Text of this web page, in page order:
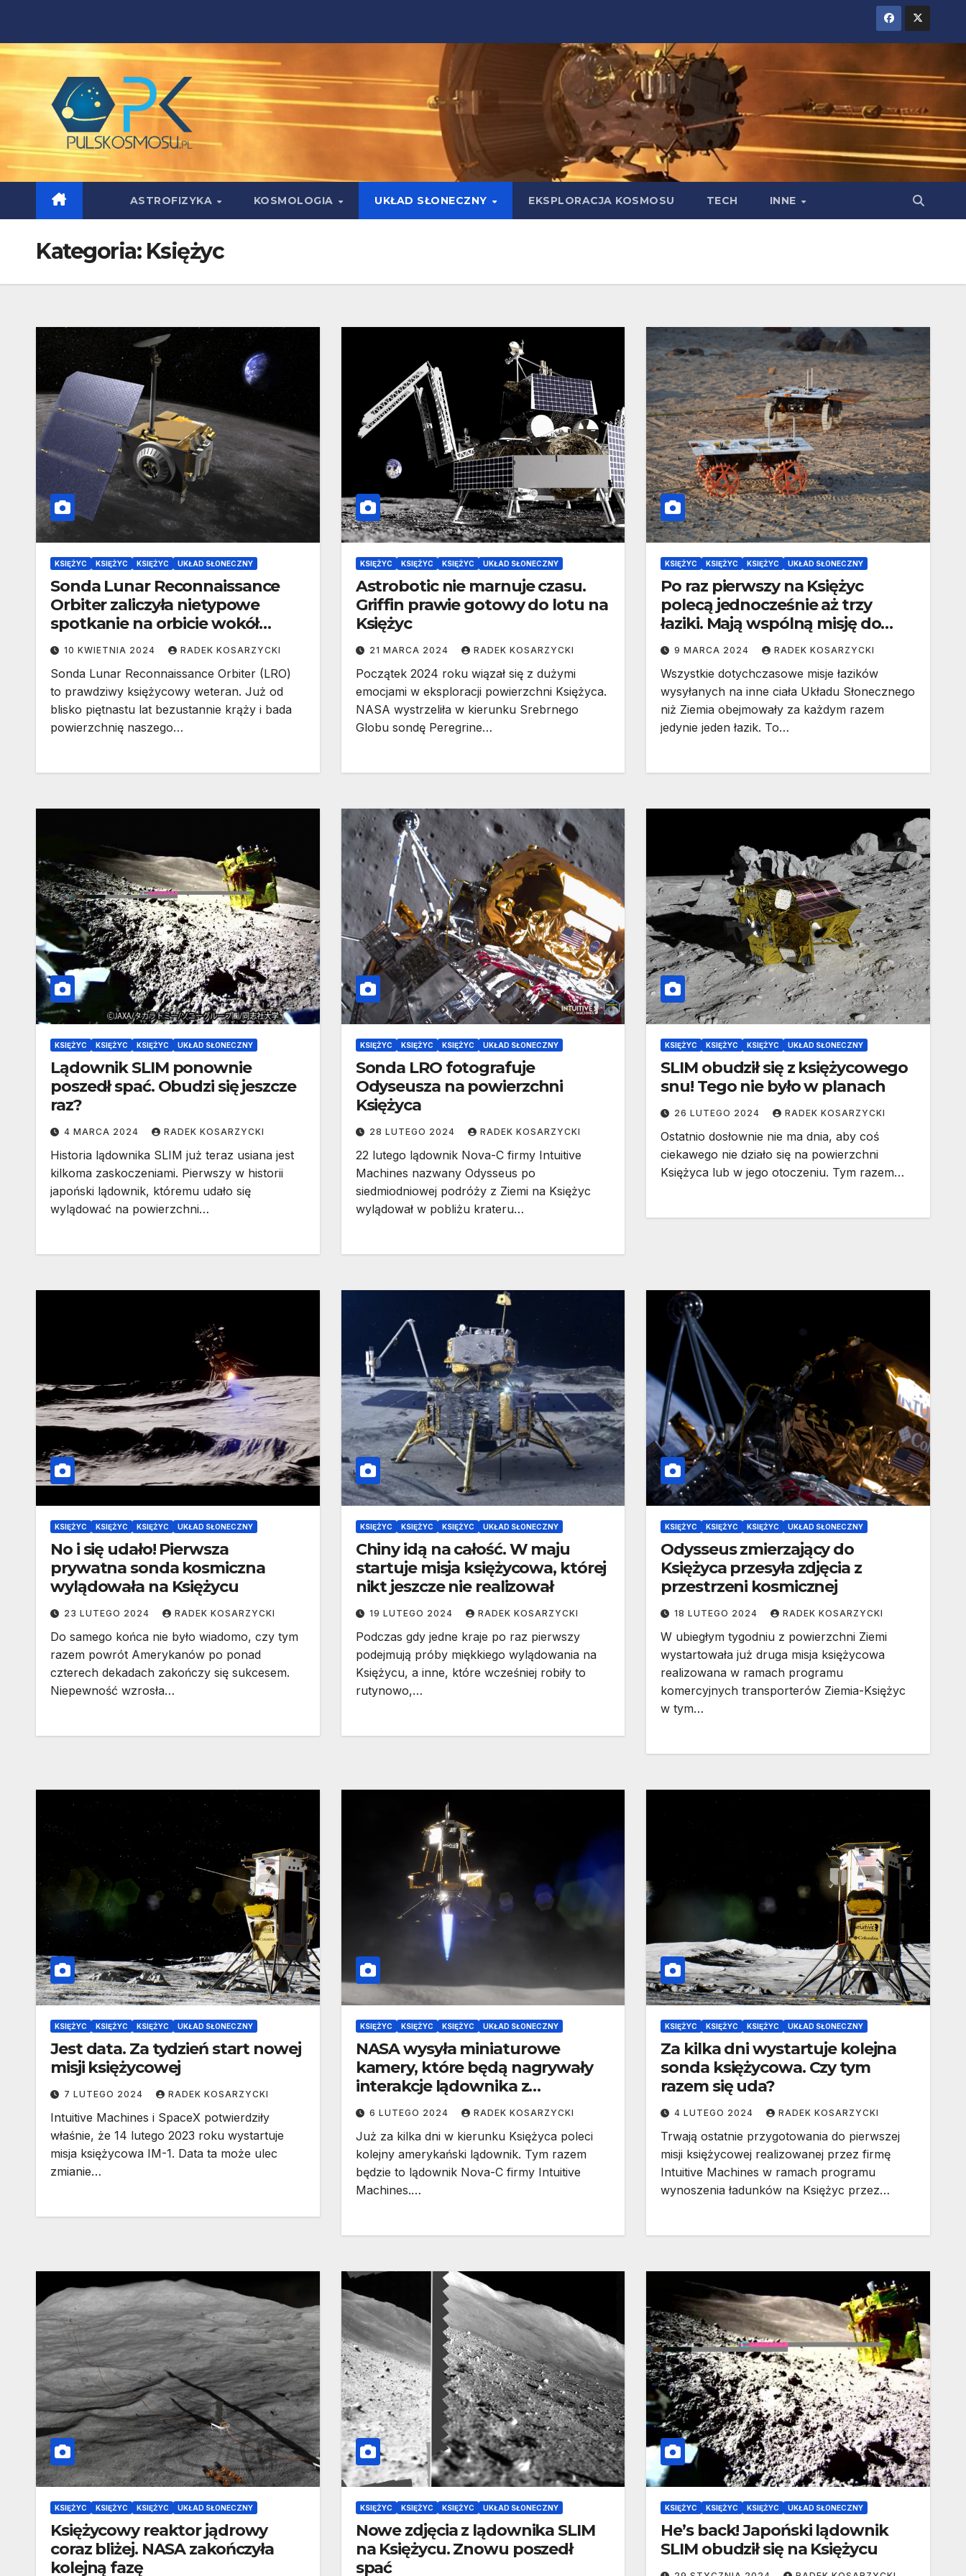
content
ASTROFIZYKA KOSMOLOGIA UKŁAD SŁONECZNY EKSPLORACJA KOSMOSU TECH INNE
Kategoria: Księżyc
KSIĘŻYC KSIĘŻYC KSIĘŻYC UKŁAD SŁONECZNY
Sonda Lunar Reconnaissance
Orbiter zaliczyła nietypowe
spotkanie na orbicie wokół
Księżyca
10 KWIETNIA 2024 RADEK KOSARZYCKI
Sonda Lunar Reconnaissance Orbiter (LRO)
to prawdziwy księżycowy weteran. Już od
blisko piętnastu lat bezustannie krąży i bada
powierzchnię naszego…
KSIĘŻYC KSIĘŻYC KSIĘŻYC UKŁAD SŁONECZNY
Astrobotic nie marnuje czasu.
Griffin prawie gotowy do lotu na
Księżyc
21 MARCA 2024 RADEK KOSARZYCKI
Początek 2024 roku wiązał się z dużymi
emocjami w eksploracji powierzchni Księżyca.
NASA wystrzeliła w kierunku Srebrnego
Globu sondę Peregrine…
KSIĘŻYC KSIĘŻYC KSIĘŻYC UKŁAD SŁONECZNY
Po raz pierwszy na Księżyc
polecą jednocześnie aż trzy
łaziki. Mają wspólną misję do
wykonania
9 MARCA 2024 RADEK KOSARZYCKI
Wszystkie dotychczasowe misje łazików
wysyłanych na inne ciała Układu Słonecznego
niż Ziemia obejmowały za każdym razem
jedynie jeden łazik. To…
KSIĘŻYC KSIĘŻYC KSIĘŻYC UKŁAD SŁONECZNY
Lądownik SLIM ponownie
poszedł spać. Obudzi się jeszcze
raz?
4 MARCA 2024 RADEK KOSARZYCKI
Historia lądownika SLIM już teraz usiana jest
kilkoma zaskoczeniami. Pierwszy w historii
japoński lądownik, któremu udało się
wylądować na powierzchni…
KSIĘŻYC KSIĘŻYC KSIĘŻYC UKŁAD SŁONECZNY
Sonda LRO fotografuje
Odyseusza na powierzchni
Księżyca
28 LUTEGO 2024 RADEK KOSARZYCKI
22 lutego lądownik Nova-C firmy Intuitive
Machines nazwany Odysseus po
siedmiodniowej podróży z Ziemi na Księżyc
wylądował w pobliżu krateru…
KSIĘŻYC KSIĘŻYC KSIĘŻYC UKŁAD SŁONECZNY
SLIM obudził się z księżycowego
snu! Tego nie było w planach
26 LUTEGO 2024 RADEK KOSARZYCKI
Ostatnio dosłownie nie ma dnia, aby coś
ciekawego nie działo się na powierzchni
Księżyca lub w jego otoczeniu. Tym razem…
KSIĘŻYC KSIĘŻYC KSIĘŻYC UKŁAD SŁONECZNY
No i się udało! Pierwsza
prywatna sonda kosmiczna
wylądowała na Księżycu
23 LUTEGO 2024 RADEK KOSARZYCKI
Do samego końca nie było wiadomo, czy tym
razem powrót Amerykanów po ponad
czterech dekadach zakończy się sukcesem.
Niepewność wzrosła…
KSIĘŻYC KSIĘŻYC KSIĘŻYC UKŁAD SŁONECZNY
Chiny idą na całość. W maju
startuje misja księżycowa, której
nikt jeszcze nie realizował
19 LUTEGO 2024 RADEK KOSARZYCKI
Podczas gdy jedne kraje po raz pierwszy
podejmują próby miękkiego wylądowania na
Księżycu, a inne, które wcześniej robiły to
rutynowo,…
KSIĘŻYC KSIĘŻYC KSIĘŻYC UKŁAD SŁONECZNY
Odysseus zmierzający do
Księżyca przesyła zdjęcia z
przestrzeni kosmicznej
18 LUTEGO 2024 RADEK KOSARZYCKI
W ubiegłym tygodniu z powierzchni Ziemi
wystartowała już druga misja księżycowa
realizowana w ramach programu
komercyjnych transporterów Ziemia-Księżyc
w tym…
KSIĘŻYC KSIĘŻYC KSIĘŻYC UKŁAD SŁONECZNY
Jest data. Za tydzień start nowej
misji księżycowej
7 LUTEGO 2024 RADEK KOSARZYCKI
Intuitive Machines i SpaceX potwierdziły
właśnie, że 14 lutego 2023 roku wystartuje
misja księżycowa IM-1. Data ta może ulec
zmianie…
KSIĘŻYC KSIĘŻYC KSIĘŻYC UKŁAD SŁONECZNY
NASA wysyła miniaturowe
kamery, które będą nagrywały
interakcje lądownika z
powierzchnią Księżyca
6 LUTEGO 2024 RADEK KOSARZYCKI
Już za kilka dni w kierunku Księżyca poleci
kolejny amerykański lądownik. Tym razem
będzie to lądownik Nova-C firmy Intuitive
Machines.…
KSIĘŻYC KSIĘŻYC KSIĘŻYC UKŁAD SŁONECZNY
Za kilka dni wystartuje kolejna
sonda księżycowa. Czy tym
razem się uda?
4 LUTEGO 2024 RADEK KOSARZYCKI
Trwają ostatnie przygotowania do pierwszej
misji księżycowej realizowanej przez firmę
Intuitive Machines w ramach programu
wynoszenia ładunków na Księżyc przez…
KSIĘŻYC KSIĘŻYC KSIĘŻYC UKŁAD SŁONECZNY
Księżycowy reaktor jądrowy
coraz bliżej. NASA zakończyła
kolejną fazę
KSIĘŻYC KSIĘŻYC KSIĘŻYC UKŁAD SŁONECZNY
Nowe zdjęcia z lądownika SLIM
na Księżycu. Znowu poszedł
spać
KSIĘŻYC KSIĘŻYC KSIĘŻYC UKŁAD SŁONECZNY
He’s back! Japoński lądownik
SLIM obudził się na Księżycu